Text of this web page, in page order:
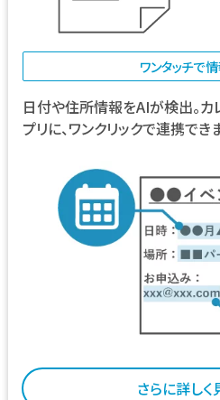
ワンタッチで
日付や住所情報をAIが検出。カ
プリに、ワンクリックで連携でき
さらに詳しく